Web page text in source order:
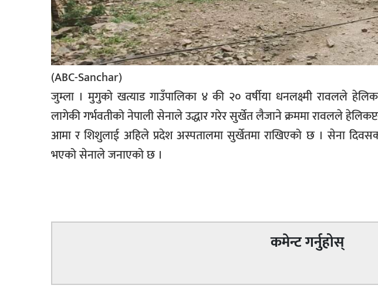
जीवनशैली
(ABC-Sanchar)
जुम्ला । मुगुको खत्याड गाउँपालिका ४ की २० वर्षीया धनलक्ष्मी रावलले
लागेकी गर्भवतीको नेपाली सेनाले उद्धार गरेर सुर्खेत लैजाने क्रममा रावलले
आमा र शिशुलाई अहिले प्रदेश अस्पतालमा सुर्खेतमा राखिएको छ । सेना
भएको सेनाले जनाएको छ ।
कमेन्ट गर्नुहोस्